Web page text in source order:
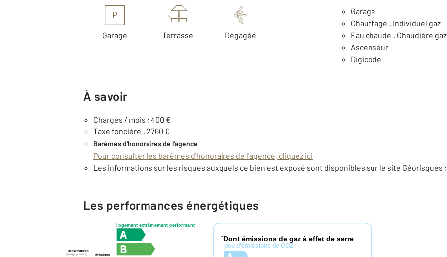
P
Garage Terrasse Dégagée
Garage
Chauffage : Individuel gaz
Eau chaude : Chaudière gaz
Ascenseur
Digicode
À savoir
Charges / mois : 400 €
Taxe foncière : 2760 €
Barèmes d'honoraires de l'agence
Pour consulter les barèmes d'honoraires de l'agence, cliquez ici
Les informations sur les risques auxquels ce bien est exposé sont disponibles sur le site Géorisques :
Les performances énergétiques
logement extrêmement performant
consommation
émissions
(énergie primaire)
* Dont émissions de gaz à effet de serre
peu d'émissions de CO2